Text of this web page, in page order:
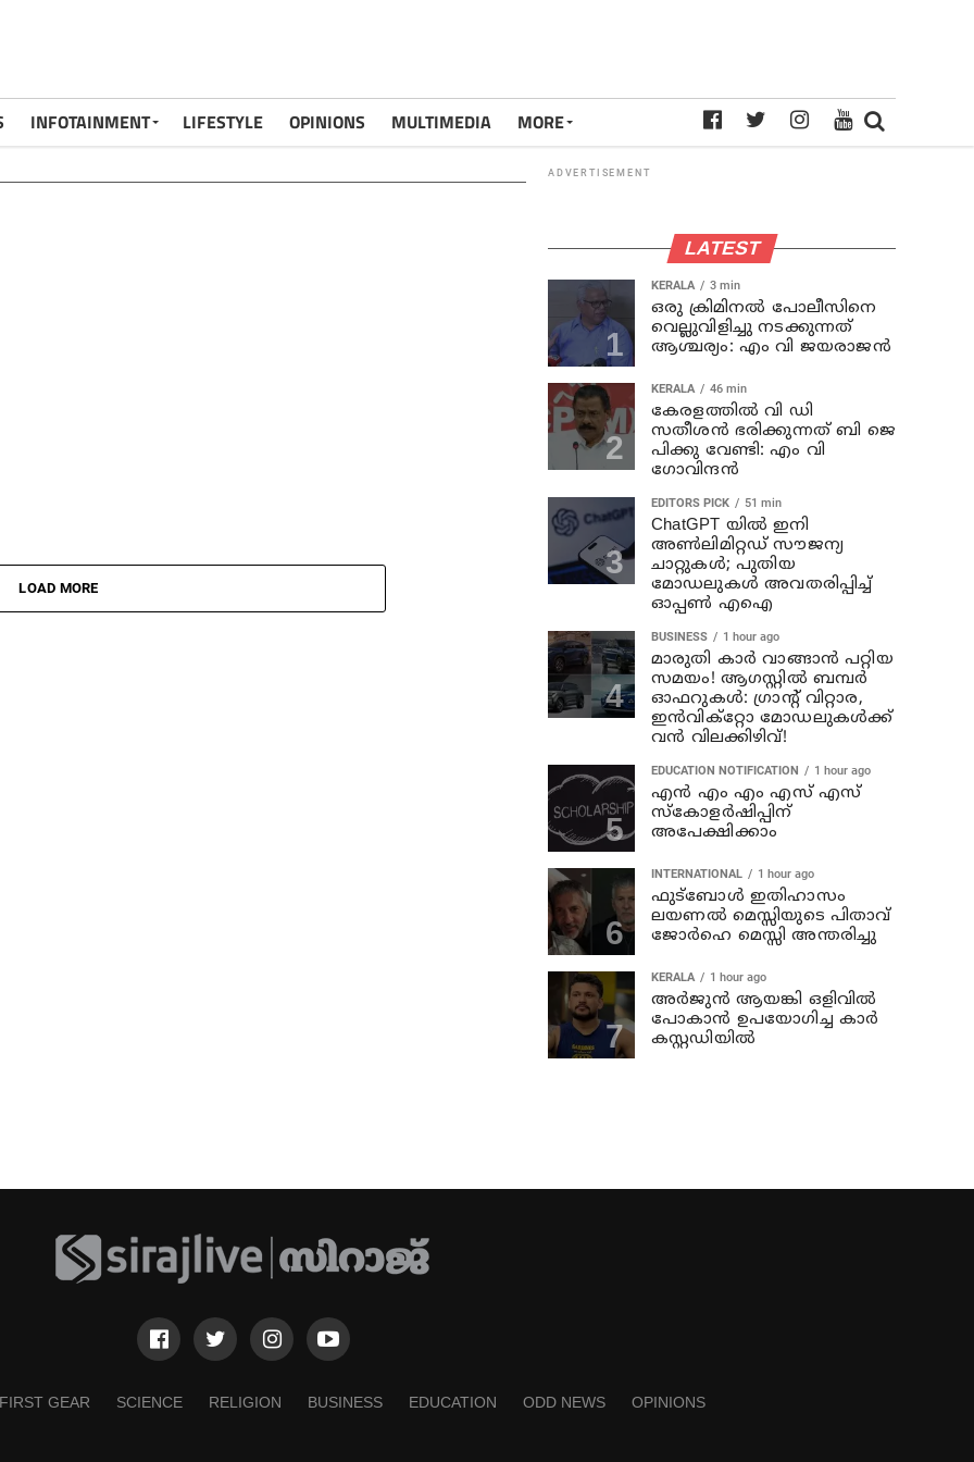
INFOTAINMENT LIFESTYLE OPINIONS MULTIMEDIA MORE
LOAD MORE
ADVERTISEMENT
LATEST
KERALA 3 min
ഒരു ക്രിമിനല്‍ പോലീസിനെ
വെല്ലുവിളിച്ചു നടക്കുന്നത്
ആശ്ചര്യം: എം വി ജയരാജന്‍
KERALA 46 min
കേരളത്തില്‍ വി ഡി
സതീശന്‍ ഭരിക്കുന്നത് ബി ജെ
പിക്കു വേണ്ടി: എം വി
ഗോവിന്ദന്‍
EDITORS PICK 51 min
ChatGPT യിൽ ഇനി
അൺലിമിറ്റഡ് സൗജന്യ
ചാറ്റുകൾ; പുതിയ
മോഡലുകൾ അവതരിപ്പിച്ച്
ഓപ്പൺ എഐ
BUSINESS 1 hour ago
മാരുതി കാർ വാങ്ങാൻ പറ്റിയ
സമയം! ആഗസ്റ്റിൽ ബമ്പർ
ഓഫറുകൾ: ഗ്രാന്റ് വിറ്റാര,
ഇൻവിക്റ്റോ മോഡലുകൾക്ക്
വൻ വിലക്കിഴിവ്!
EDUCATION NOTIFICATION 1 hour ago
എൻ എം എം എസ് എസ്
സ്കോളർഷിപ്പിന്
അപേക്ഷിക്കാം
INTERNATIONAL 1 hour ago
ഫുട്ബോൾ ഇതിഹാസം
ലയണൽ മെസ്സിയുടെ പിതാവ്
ജോർഹെ മെസ്സി അന്തരിച്ചു
KERALA 1 hour ago
അര്‍ജുന്‍ ആയങ്കി ഒളിവില്‍
പോകാന്‍ ഉപയോഗിച്ച കാര്‍
കസ്റ്റഡിയില്‍
FIRST GEAR SCIENCE RELIGION BUSINESS EDUCATION ODD NEWS OPINIONS